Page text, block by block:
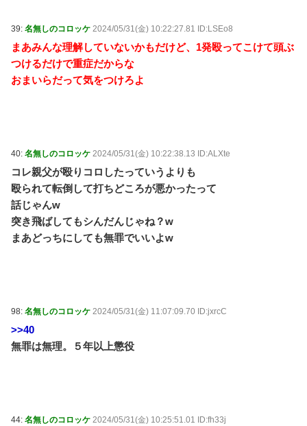
39: 名無しのコロッケ 2024/05/31(金) 10:22:27.81 ID:LSEo8
まあみんな理解していないかもだけど、1発殴ってこけて頭ぶ
つけるだけで重症だからな
おまいらだって気をつけろよ
40: 名無しのコロッケ 2024/05/31(金) 10:22:38.13 ID:ALXte
コレ親父が殴りコロしたっていうよりも
殴られて転倒して打ちどころが悪かったって
話じゃんw
突き飛ばしてもシんだんじゃね？w
まあどっちにしても無罪でいいよw
98: 名無しのコロッケ 2024/05/31(金) 11:07:09.70 ID:jxrcC
>>40
無罪は無理。５年以上懲役
44: 名無しのコロッケ 2024/05/31(金) 10:25:51.01 ID:fh33j